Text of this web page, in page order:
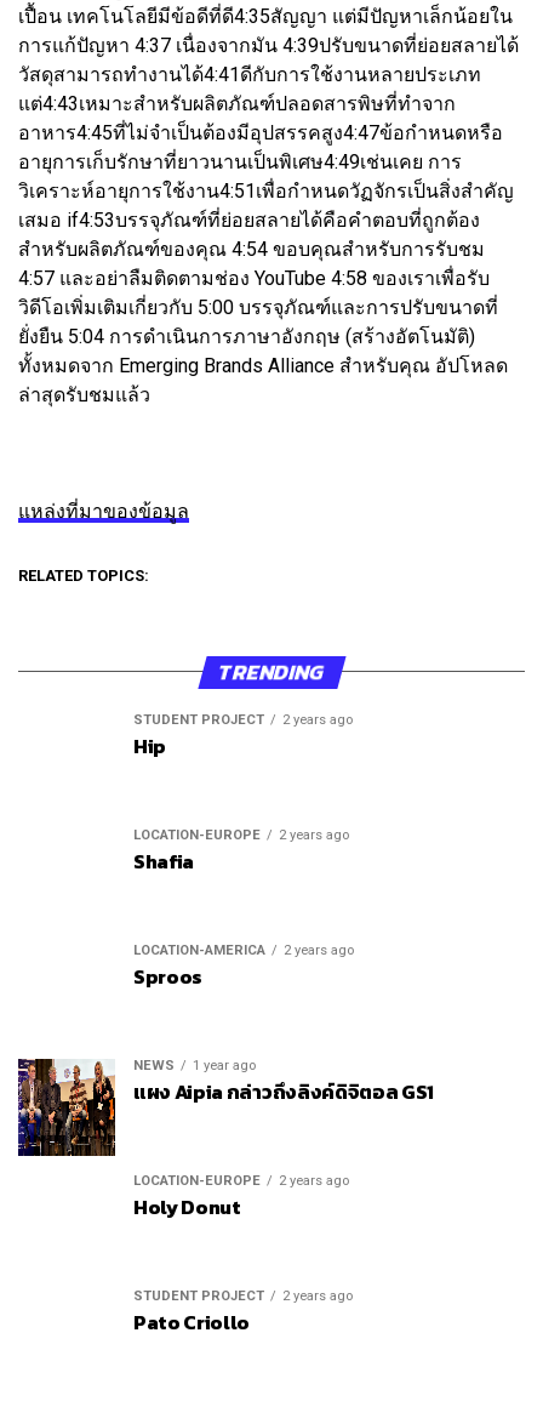
เปื้อน เทคโนโลยีมีข้อดีที่ดี4:35สัญญา แต่มีปัญหาเล็กน้อยใน
การแก้ปัญหา 4:37 เนื่องจากมัน 4:39ปรับขนาดที่ย่อยสลายได้
วัสดุสามารถทำงานได้4:41ดีกับการใช้งานหลายประเภท
แต่4:43เหมาะสำหรับผลิตภัณฑ์ปลอดสารพิษที่ทำจาก
อาหาร4:45ที่ไม่จำเป็นต้องมีอุปสรรคสูง4:47ข้อกำหนดหรือ
อายุการเก็บรักษาที่ยาวนานเป็นพิเศษ4:49เช่นเคย การ
วิเคราะห์อายุการใช้งาน4:51เพื่อกำหนดวัฏจักรเป็นสิ่งสำคัญ
เสมอ if4:53บรรจุภัณฑ์ที่ย่อยสลายได้คือคำตอบที่ถูกต้อง
สำหรับผลิตภัณฑ์ของคุณ 4:54 ขอบคุณสำหรับการรับชม
4:57 และอย่าลืมติดตามช่อง YouTube 4:58 ของเราเพื่อรับ
วิดีโอเพิ่มเติมเกี่ยวกับ 5:00 บรรจุภัณฑ์และการปรับขนาดที่
ยั่งยืน 5:04 การดำเนินการภาษาอังกฤษ (สร้างอัตโนมัติ)
ทั้งหมดจาก Emerging Brands Alliance สำหรับคุณ อัปโหลด
ล่าสุดรับชมแล้ว
แหล่งที่มาของข้อมูล
RELATED TOPICS:
TRENDING
STUDENT PROJECT 2 years ago
Hip
LOCATION-EUROPE 2 years ago
Shafia
LOCATION-AMERICA 2 years ago
Sproos
NEWS 1 year ago
แผง Aipia กล่าวถึงลิงค์ดิจิตอล GS1
LOCATION-EUROPE 2 years ago
Holy Donut
STUDENT PROJECT 2 years ago
Pato Criollo